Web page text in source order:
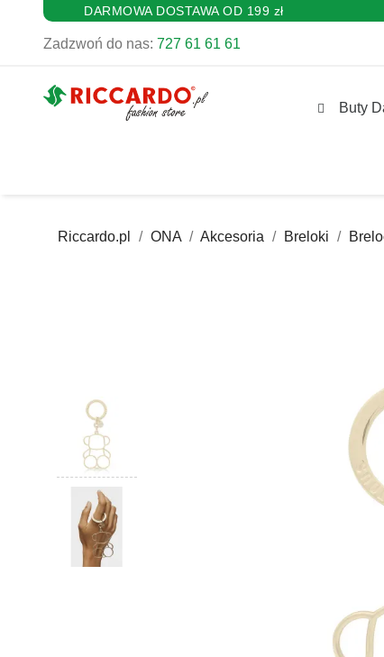
DARMOWA DOSTAWA OD 199 zł
Zadzwoń do nas: 727 61 61 61
Buty
Riccardo.pl ONA Akcesoria Breloki